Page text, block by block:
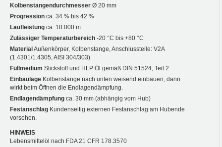
Kolbenstangendurchmesser Ø 20 mm
Progression ca. 34 % bis 42 %
Laufleistung ca. 10.000 m
Zulässiger Temperaturbereich -20 °C bis +80 °C
Material Außenkörper, Kolbenstange, Anschlussteile: V2A
(1.4301/1.4305, AISI 304/303)
Füllmedium Stickstoff und HLP Öl gemäß DIN 51524, Teil 2
Einbaulage Kolbenstange nach unten weisend einbauen, dann
wirkt beim Öffnen die Endlagendämpfung.
Endlagendämpfung ca. 30 mm (abhängig vom Hub)
Festanschlag Kundenseitig externen Festanschlag am Hubende
vorsehen.
HINWEIS
Lebensmittelöl nach FDA 21 CFR 178.3570